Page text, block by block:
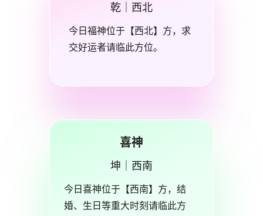
乾｜西北
今日福神位于【西北】方，求
交好运者请临此方位。
喜神
坤｜西南
今日喜神位于【西南】方，结
婚、生日等重大时刻请临此方